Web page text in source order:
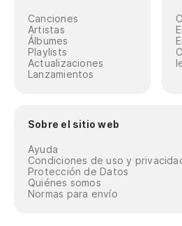
Canciones
Artistas
Álbumes
Playlists
Actualizaciones
Lanzamientos
Sobre el sitio web
Ayuda
Condiciones de uso y
Protección de Datos
Quiénes somos
Normas para envío